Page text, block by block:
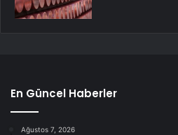
En Güncel Haberler
Ağustos 7, 2026